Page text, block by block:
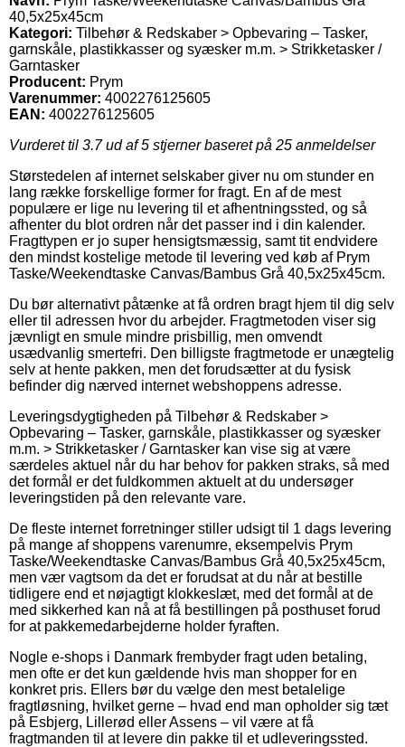
40,5x25x45cm
Kategori: Tilbehør & Redskaber > Opbevaring – Tasker,
garnskåle, plastikkasser og syæsker m.m. > Strikketasker /
Garntasker
Producent: Prym
Varenummer: 4002276125605
EAN: 4002276125605
Vurderet til 3.7ud af 5 stjerner baseret på 25 anmeldelser
Størstedelen af internet selskaber giver nu om stunder en
lang række forskellige former for fragt. En af de mest
populære er lige nu levering til et afhentningssted, og så
afhenter du blot ordren når det passer ind i din kalender.
Fragttypen er jo super hensigtsmæssig, samt tit endvidere
den mindst kostelige metode til levering ved køb af Prym
Taske/Weekendtaske Canvas/Bambus Grå 40,5x25x45cm.
Du bør alternativt påtænke at få ordren bragt hjem til dig selv
eller til adressen hvor du arbejder. Fragtmetoden viser sig
jævnligt en smule mindre prisbillig, men omvendt
usædvanlig smertefri. Den billigste fragtmetode er unægtelig
selv at hente pakken, men det forudsætter at du fysisk
befinder dig nærved internet webshoppens adresse.
Leveringsdygtigheden på Tilbehør & Redskaber >
Opbevaring – Tasker, garnskåle, plastikkasser og syæsker
m.m. > Strikketasker / Garntasker kan vise sig at være
særdeles aktuel når du har behov for pakken straks, så med
det formål er det fuldkommen aktuelt at du undersøger
leveringstiden på den relevante vare.
De fleste internet forretninger stiller udsigt til 1 dags levering
på mange af shoppens varenumre, eksempelvis Prym
Taske/Weekendtaske Canvas/Bambus Grå 40,5x25x45cm,
men vær vagtsom da det er forudsat at du når at bestille
tidligere end et nøjagtigt klokkeslæt, med det formål at de
med sikkerhed kan nå at få bestillingen på posthuset forud
for at pakkemedarbejderne holder fyraften.
Nogle e-shops i Danmark frembyder fragt uden betaling,
men ofte er det kun gældende hvis man shopper for en
konkret pris. Ellers bør du vælge den mest betalelige
fragtløsning, hvilket gerne – hvad end man opholder sig tæt
på Esbjerg, Lillerød eller Assens – vil være at få
fragtmanden til at levere din pakke til et udleveringssted.